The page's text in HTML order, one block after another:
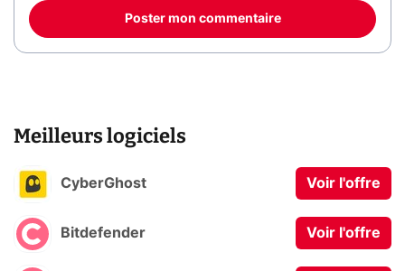
Poster mon commentaire
Meilleurs logiciels
CyberGhost Voir l'offre
Bitdefender Voir l'offre